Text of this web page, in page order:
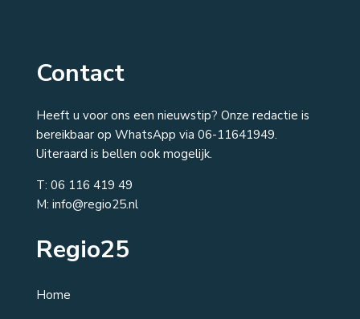
Contact
Heeft u voor ons een nieuwstip? Onze redactie is
bereikbaar op WhatsApp via 06-11641949.
Uiteraard is bellen ook mogelijk.
T: 06 116 419 49
M: info@regio25.nl
Regio25
Home